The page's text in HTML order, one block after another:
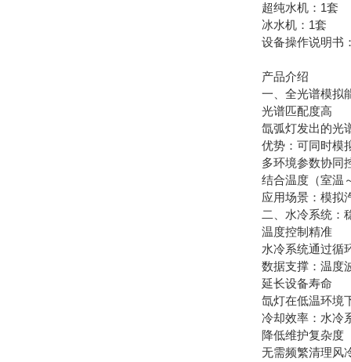
超纯水机：1套
冰水机：1套
设备操作说明书
产品介绍
一、全光谱模拟
光谱匹配度高
氙弧灯发出的光
优势：可同时模
多环境参数协同
结合温度（室温
应用场景：模拟
二、水冷系统：
温度控制精准
水冷系统通过循
数据支撑：温度
延长设备寿命
氙灯在低温环境
冷却效率：水冷
降低维护复杂度
无需频繁清理风